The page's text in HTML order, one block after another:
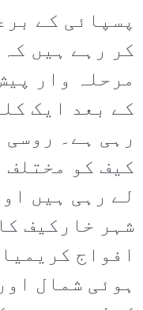
پسپائی کے
کر رہے ہیں
مرحلہ وار
کے بعد ایک
رہی ہے۔
کیف کو
لے رہی ہیں
شہر خارکیف
افواج
ہوئی شمال